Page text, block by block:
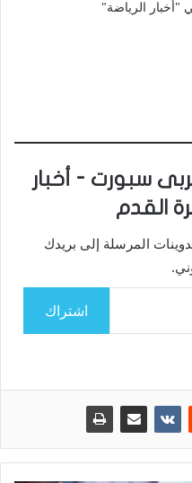
"أخبار الرياضة"
سبورت - أخبار
القدم
المرسلة إلى بريدك
اشتراك